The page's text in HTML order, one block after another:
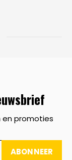
en promoties
ABONNEER